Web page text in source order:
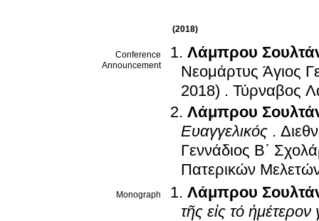
(2018)
Conference
Announcement
Λάμπρου
Νεομάρτυς Άγιος
2018) . Τύρναβος
Λάμπρου
Ευαγγελικός .
Γεννάδιος Β΄
Πατερικών
Monograph
Λάμπρου
τῆς εἰς τό